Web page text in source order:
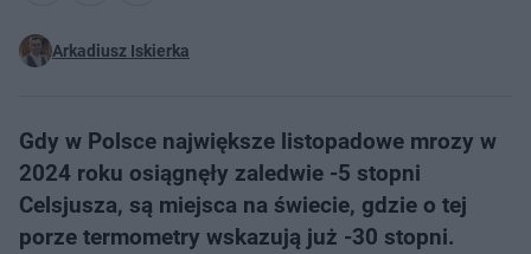
Arkadiusz Iskierka
Gdy w Polsce największe listopadowe mrozy w
2024 roku osiągnęły zaledwie -5 stopni
Celsjusza, są miejsca na świecie, gdzie o tej
porze termometry wskazują już -30 stopni.